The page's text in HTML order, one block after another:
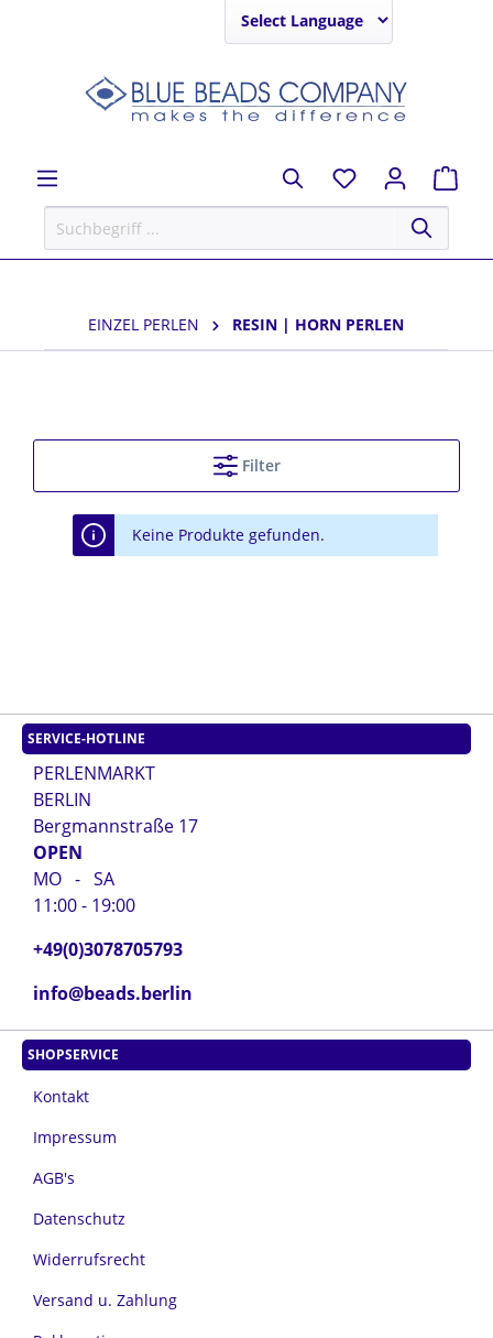
EINZEL PERLEN RESIN | HORN PERLEN
Filter
Keine Produkte gefunden.
SERVICE-HOTLINE
PERLENMARKT
BERLIN
Bergmannstraße 17
OPEN
MO - SA
11:00 - 19:00
+49(0)3078705793
info@beads.berlin
SHOPSERVICE
Kontakt
Impressum
AGB's
Datenschutz
Widerrufsrecht
Versand u. Zahlung